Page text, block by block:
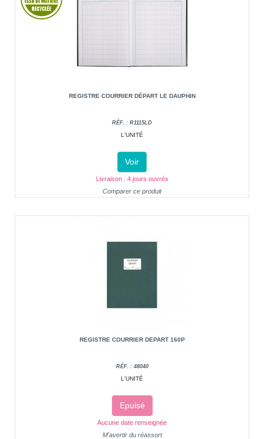
REGISTRE COURRIER DÉPART LE DAUPHIN
RÉF. : R1115LD
L'UNITÉ
Voir
Livraison : 4 jours ouvrés
Comparer ce produit
REGISTRE COURRIER DEPART 160P
RÉF. : 48040
L'UNITÉ
Epuisé
Aucune date renseignée
M'avertir du réassort